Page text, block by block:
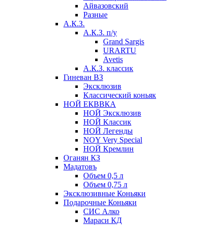
Айвазовский
Разные
А.К.З.
А.К.З. п/у
Grand Sargis
URARTU
Avetis
А.К.З. классик
Гиневан ВЗ
Эксклюзив
Классический коньяк
НОЙ ЕКВВКА
НОЙ Эксклюзив
НОЙ Классик
НОЙ Легенды
NOY Very Speсial
НОЙ Кремлин
Оганян КЗ
Мадатовъ
Объем 0,5 л
Объем 0,75 л
Эксклюзивные Коньяки
Подарочные Коньяки
СИС Алко
Мараси КД